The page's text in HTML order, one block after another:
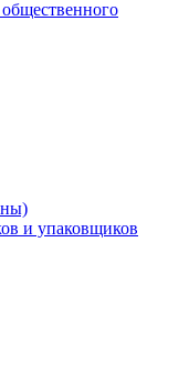
и упаковщиков